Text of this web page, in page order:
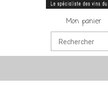
Mon panier